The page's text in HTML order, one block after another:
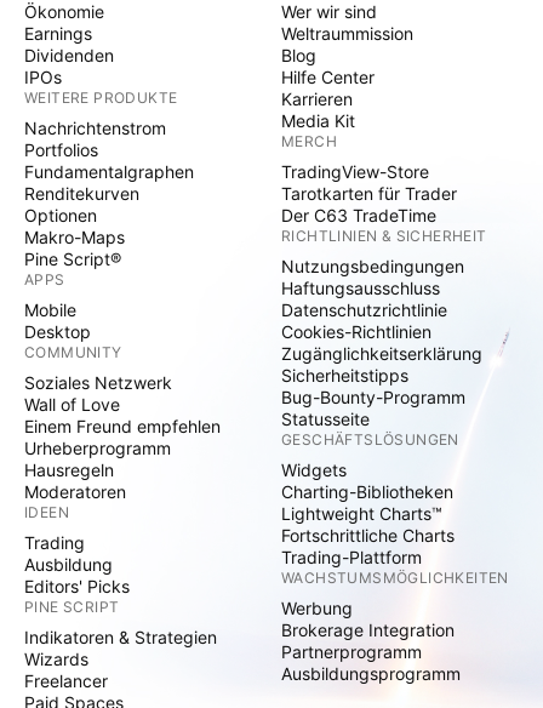
Ökonomie
Earnings
Dividenden
IPOs
WEITERE PRODUKTE
Nachrichtenstrom
Portfolios
Fundamentalgraphen
Renditekurven
Optionen
Makro-Maps
Pine Script®
APPS
Mobile
Desktop
COMMUNITY
Soziales Netzwerk
Wall of Love
Einem Freund empfehlen
Urheberprogramm
Hausregeln
Moderatoren
IDEEN
Trading
Ausbildung
Editors' Picks
PINE SCRIPT
Indikatoren & Strategien
Wizards
Freelancer
Paid Spaces
Wer wir sind
Weltraummission
Blog
Hilfe Center
Karrieren
Media Kit
MERCH
TradingView-Store
Tarotkarten für Trader
Der C63 TradeTime
RICHTLINIEN & SICHERHEIT
Nutzungsbedingungen
Haftungsausschluss
Datenschutzrichtlinie
Cookies-Richtlinien
Zugänglichkeitserklärung
Sicherheitstipps
Bug-Bounty-Programm
Statusseite
GESCHÄFTSLÖSUNGEN
Widgets
Charting-Bibliotheken
Lightweight Charts™
Fortschrittliche Charts
Trading-Plattform
WACHSTUMSMÖGLICHKEITEN
Werbung
Brokerage Integration
Partnerprogramm
Ausbildungsprogramm